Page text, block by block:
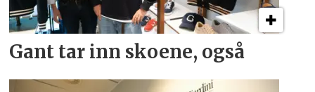
Gant tar inn skoene, også